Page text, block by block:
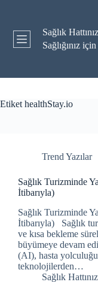
Sağlık Hattınız
Sağlığınız
Etiket healthStay.io
Trend Yazılar
Sağlık Turizminde
İtibarıyla)
Sağlık Turizminde
İtibarıyla) Sağlık
ve kısa bekleme
büyümeye devam
(AI), hasta
teknolojilerden…
Sağlık Hattınız